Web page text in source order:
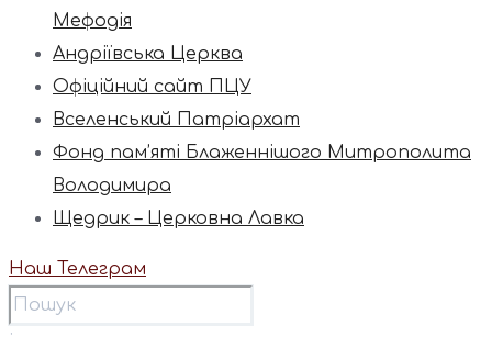
Мефодія
Андріївська Церква
Офіційний сайт ПЦУ
Вселенський Патріархат
Фонд пам’яті Блаженнішого Митрополита
Володимира
Щедрик – Церковна Лавка
Наш Телеграм